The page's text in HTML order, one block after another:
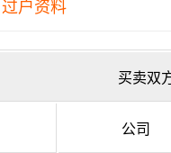
过户资料
买卖双
公司